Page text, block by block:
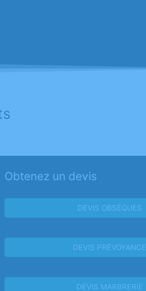
Obtenez un devis
DEVIS OBSÈQUES
DEVIS PRÉVOYANCE
DEVIS MARBRERIE